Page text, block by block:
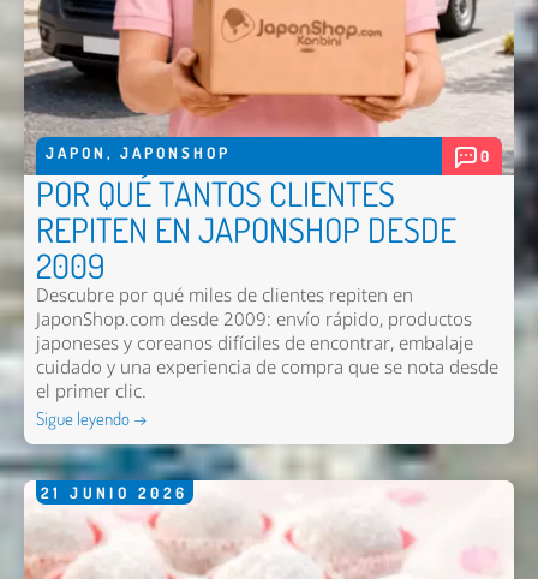
JAPON , JAPONSHOP 0
POR QUÉ TANTOS CLIENTES
REPITEN EN JAPONSHOP DESDE
2009
Descubre por qué miles de clientes repiten en
JaponShop.com desde 2009: envío rápido, productos
japoneses y coreanos difíciles de encontrar, embalaje
cuidado y una experiencia de compra que se nota desde
el primer clic.
Sigue leyendo →
21 JUNIO 2026